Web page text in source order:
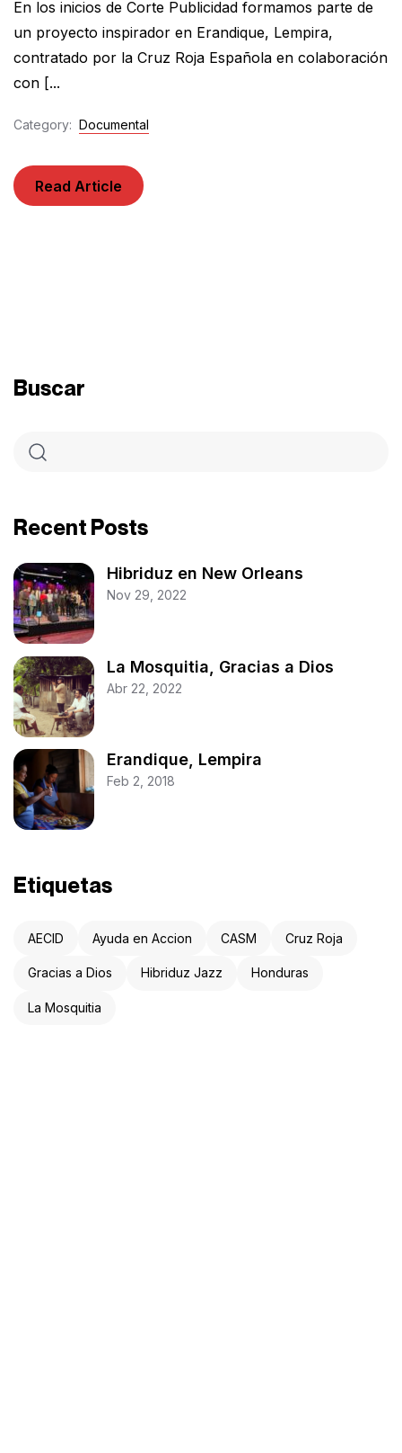
En los inicios de Corte Publicidad formamos parte de
un proyecto inspirador en Erandique, Lempira,
contratado por la Cruz Roja Española en colaboración
con [...
Category: Documental
Read Article
Buscar
Recent Posts
Hibriduz en New Orleans
Nov 29, 2022
La Mosquitia, Gracias a Dios
Abr 22, 2022
Erandique, Lempira
Feb 2, 2018
Etiquetas
AECID Ayuda en Accion CASM Cruz Roja
Gracias a Dios Hibriduz Jazz Honduras
La Mosquitia